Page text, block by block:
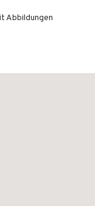
Abbildungen